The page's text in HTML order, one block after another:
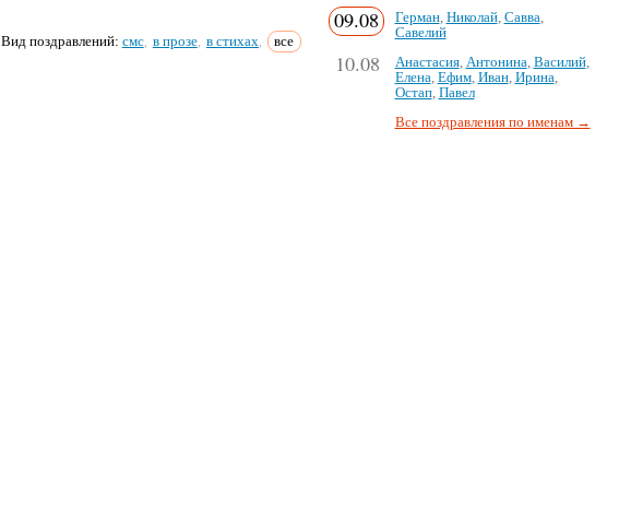
Вид поздравлений: смс, в прозе, в стихах все
09.08 Герман, Николай, Савва,
Савелий
10.08 Анастасия, Антонина, Василий,
Елена, Ефим, Иван, Ирина,
Остап, Павел
Все поздравления по именам →